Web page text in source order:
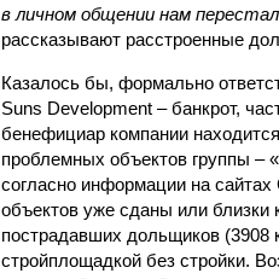
в личном общении нам
рассказывают расстроенные
Казалось бы, формально
Suns Development – банкрот,
бенефициар компании
проблемных объектов группы –
согласно информации на сайтах
объектов уже сданы или близки
пострадавших дольщиков (3908
стройплощадкой без стройки.